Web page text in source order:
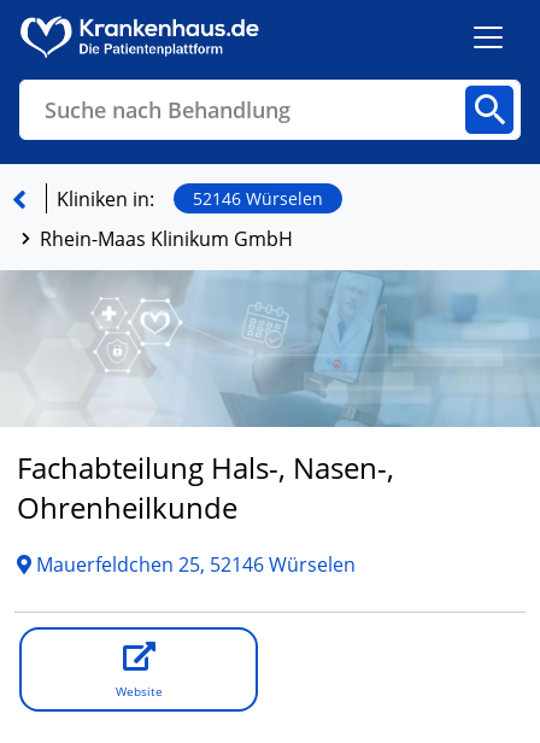
Suche nach Behandlung
Finden
Kliniken in: 52146 Würselen
Rhein-Maas Klinikum GmbH
Fachabteilung Hals-, Nasen-,
Ohrenheilkunde
Mauerfeldchen 25, 52146 Würselen
Website